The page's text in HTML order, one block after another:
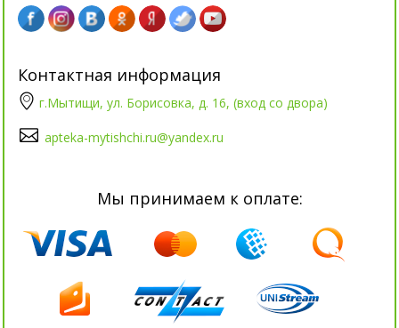
Контактная информация
г.Мытищи, ул. Борисовка, д. 16, (вход со двора)
apteka-mytishchi.ru@yandex.ru
Мы принимаем к оплате: